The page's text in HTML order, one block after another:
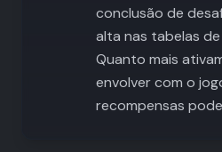
conclusão de
alta nas tabelas
Quanto mais
envolver com o
recompensas